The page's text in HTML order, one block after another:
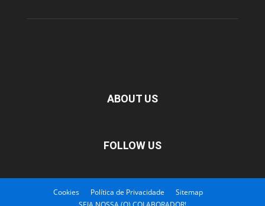
ABOUT US
FOLLOW US
Cookies Política de Privacidade
Sitemap